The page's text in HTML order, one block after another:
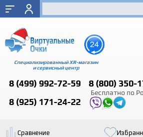
Специализированный XR-магазин
и сервисный центр
8 (499) 992-72-59 8 (800) 350-
Бесплатно по
8 (925) 171-24-22
Сравнение